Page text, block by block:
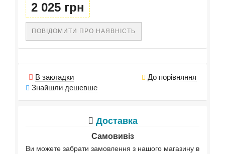
2 025 грн
ПОВІДОМИТИ ПРО НАЯВНІСТЬ
В закладки
До порівняння
Знайшли дешевше
Доставка
Самовивіз
Ви можете забрати замовлення з нашого магазину в